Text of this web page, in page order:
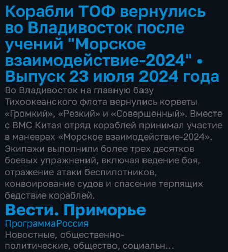
Корабли ТОФ вернулись
во Владивосток после
учений "Морское
взаимодействие-2024" •
Выпуск 23 июля 2024 года
Во Владивосток на главную базу
Тихоокеанского флота вернулись корветы
«Громкий», «Резкий» и «Совершенный». Вместе
с ВМС Китая отряд кораблей принимал участие
в маневрах «Морское взаимодействие-2024».
Экипажи выполнили более трех десятков
боевых упражнений, включая ведение боя,
отражение атаки беспилотников,
конвоирование судов и спасение терпящих
бедствие кораблей.
Вести. Приморье
ПрограммаРоссия
Новостные, общественно-
политические, общество, социально-